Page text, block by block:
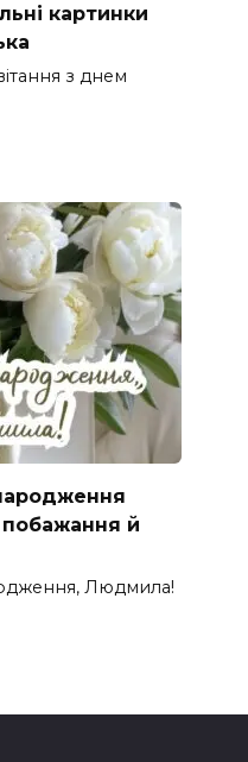
картинки
з днем
й
Людмила!